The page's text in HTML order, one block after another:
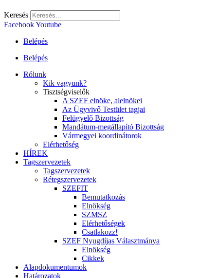
Keresés
FacebookYoutube
Belépés
Belépés
Rólunk
Kik vagyunk?
Tisztségviselők
A SZEF elnöke, alelnökei
Az Ügyvivő Testület tagjai
Felügyelő Bizottság
Mandátum-megállapító Bizottság
Vármegyei koordinátorok
Elérhetőség
HÍREK
Tagszervezetek
Tagszervezetek
Rétegszervezetek
SZEFIT
Bemutatkozás
Elnökség
SZMSZ
Elérhetőségek
Csatlakozz!
SZEF Nyugdíjas Választmánya
Elnökség
Cikkek
Alapdokumentumok
Határozatok